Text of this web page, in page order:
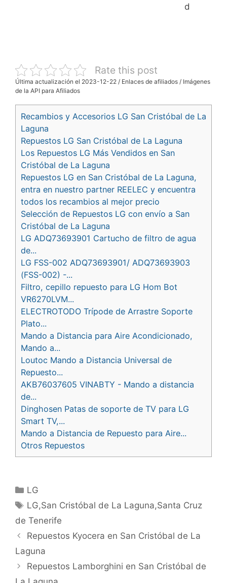
d
Rate this post
Última actualización el 2023-12-22 / Enlaces de afiliados / Imágenes
de la API para Afiliados
Recambios y Accesorios LG San Cristóbal de La
Laguna
Repuestos LG San Cristóbal de La Laguna
Los Repuestos LG Más Vendidos en San
Cristóbal de La Laguna
Repuestos LG en San Cristóbal de La Laguna,
entra en nuestro partner REELEC y encuentra
todos los recambios al mejor precio
Selección de Repuestos LG con envío a San
Cristóbal de La Laguna
LG ADQ73693901 Cartucho de filtro de agua
de...
LG FSS-002 ADQ73693901/ ADQ73693903
(FSS-002) -...
Filtro, cepillo repuesto para LG Hom Bot
VR6270LVM...
ELECTROTODO Trípode de Arrastre Soporte
Plato...
Mando a Distancia para Aire Acondicionado,
Mando a...
Loutoc Mando a Distancia Universal de
Repuesto...
AKB76037605 VINABTY - Mando a distancia
de...
Dinghosen Patas de soporte de TV para LG
Smart TV,...
Mando a Distancia de Repuesto para Aire...
Otros Repuestos
Categorías
LG
Etiquetas
LG,San Cristóbal de La Laguna,Santa Cruz
de Tenerife
Navegación
de
entradas
Repuestos Kyocera en San Cristóbal de La
Laguna
Repuestos Lamborghini en San Cristóbal de